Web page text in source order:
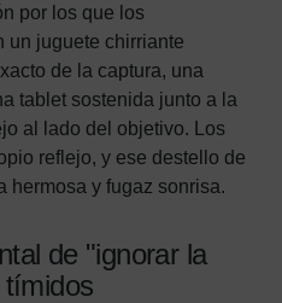
por los que los
un juguete chirriante
de la captura, una
tablet sostenida junto a la
al lado del objetivo. Los
reflejo, y ese destello de
hermosa y fugaz sonrisa.
de "ignorar la